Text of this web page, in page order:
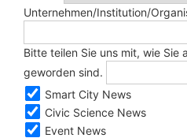
Unternehmen/Institution/
Bitte teilen Sie uns mit, wie Sie
geworden sind.
Smart City News
Civic Science News
Event News